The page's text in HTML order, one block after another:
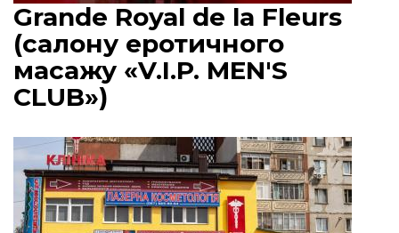
Grande Royal de la Fleurs
(салону еротичного
масажу «V.I.P. MEN'S
CLUB»)